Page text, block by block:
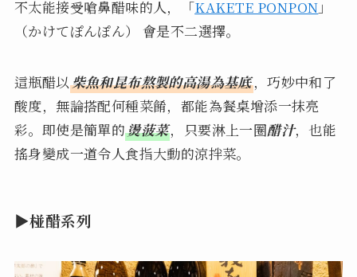
不太能接受嗆鼻醋味的人，「KAKETE PONPON 」
（かけてぽんぽん） 會是不二選擇。
這瓶醋以柴魚和昆布熬製的高湯為基底，巧妙中和了
酸度，無論搭配何種菜餚，都能為餐桌增添一抹亮
彩。即使是簡單的燙菠菜，只要淋上一圈醋汁，也能
搖身變成一道令人食指大動的涼拌菜。
▶椪醋系列